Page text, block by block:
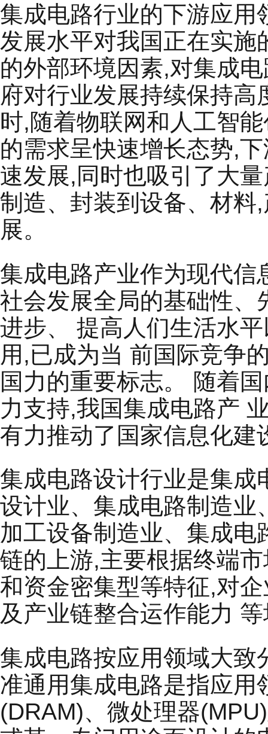
集成电路行业的下游应
发展水平对我国正在实
的外部环境因素,对集成
府对行业发展持续保持
时,随着物联网和人工智
的需求呈快速增长态势,
速发展,同时也吸引了大
制造、封装到设备、材料
展。
集成电路产业作为现代
社会发展全局的基础性、
进步、 提高人们生活水
用,已成为当 前国际竞争
国力的重要标志。 随着
力支持,我国集成电路产
有力推动了国家信息化建
集成电路设计行业是集成
设计业、集成电路制造业
加工设备制造业、集成
链的上游,主要根据终端
和资金密集型等特征,对
及产业链整合运作能力
集成电路按应用领域大致
准通用集成电路是指应
(DRAM)、微处理器